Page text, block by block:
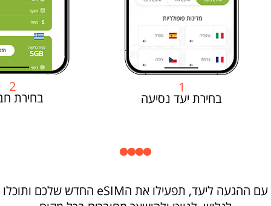
1
בחירת יעד נסיעה
2
בחירת
עם ההגעה ליעד, תפעילו את הeSIM החדש שלכם ותוכלו